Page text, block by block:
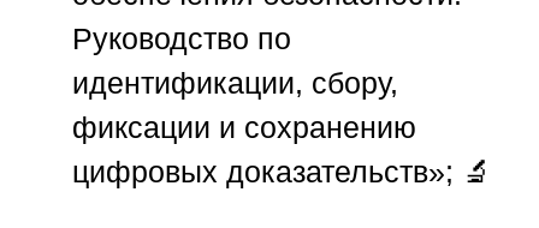
Руководство по
идентификации, сбору,
фиксации и сохранению
цифровых доказательств»; 🔬